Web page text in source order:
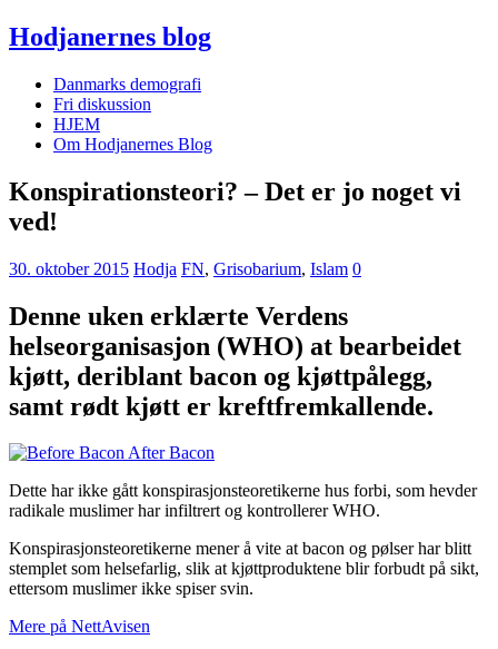
Hodjanernes blog
Danmarks demografi
Fri diskussion
HJEM
Om Hodjanernes Blog
Konspirationsteori? – Det er jo noget vi
ved!
30. oktober 2015 Hodja FN, Grisobarium, Islam 0
Denne uken erklærte Verdens
helseorganisasjon (WHO) at bearbeidet
kjøtt, deriblant bacon og kjøttpålegg,
samt rødt kjøtt er kreftfremkallende.
Dette har ikke gått konspirasjonsteoretikerne hus forbi, som hevder
radikale muslimer har infiltrert og kontrollerer WHO.
Konspirasjonsteoretikerne mener å vite at bacon og pølser har blitt
stemplet som helsefarlig, slik at kjøttproduktene blir forbudt på sikt,
ettersom muslimer ikke spiser svin.
Mere på NettAvisen